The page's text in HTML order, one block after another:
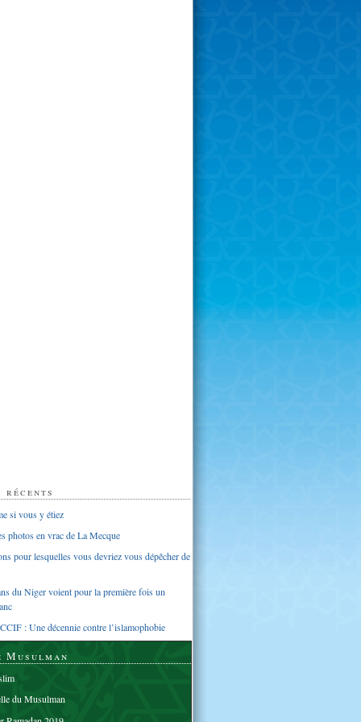
si vous y étiez
photos en vrac de La Mecque
pour lesquelles vous devriez vous dépêcher de
du Niger voient pour la première fois un
: Une décennie contre l’islamophobie
Musulman
du Musulman